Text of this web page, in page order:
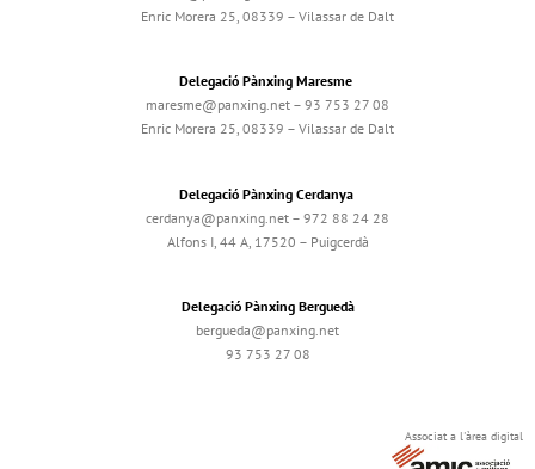
Enric Morera 25, 08339 – Vilassar de Dalt
Delegació Pànxing Maresme
maresme@panxing.net – 93 753 27 08
Enric Morera 25, 08339 – Vilassar de Dalt
Delegació Pànxing Cerdanya
cerdanya@panxing.net – 972 88 24 28
Alfons I, 44 A, 17520 – Puigcerdà
Delegació Pànxing Berguedà
bergueda@panxing.net
93 753 27 08
Associat a l'àrea digital